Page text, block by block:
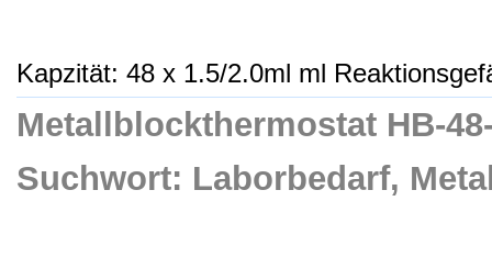
Kapzität: 48 x 1.5/2.0ml ml
Metallblockthermostat HB-
Suchwort: Laborbedarf,